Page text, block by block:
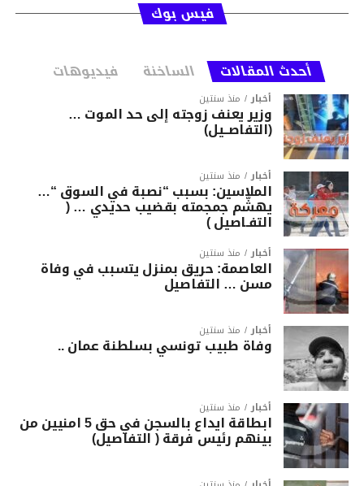
فيس بوك
أحدث المقالات الساخنة فيديوهات
أخبار منذ سنتين
وزير يعنف زوجته إلى حد الموت …
(التفاصــيل)
أخبار منذ سنتين
الملاسين: بسبب “نصبة في السوق “…
يهشّم جمجمته بقضيب حديدي … (
التفـاصيل )
أخبار منذ سنتين
العاصمة: حريق بمنزل يتسبب في وفاة
مسن … التفاصيل
أخبار منذ سنتين
وفاة طبيب تونسي بسلطنة عمان ..
أخبار منذ سنتين
ابطاقة ايداع بالسجن في حق 5 امنيين من
بينهم رئيس فرقة ( التفاصيل)